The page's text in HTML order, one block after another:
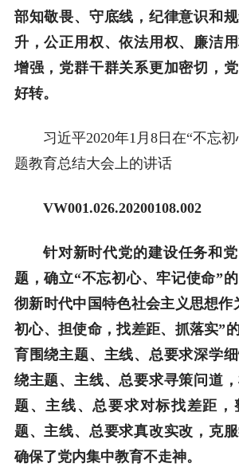
部知敬畏、守底线，纪律意识和
升，公正用权、依法用权、廉洁
增强，党群干群关系更加密切，
好转。
习近平2020年1月8日在“不忘
题教育总结大会上的讲话
VW001.026.20200108.002
针对新时代党的建设任务和
题，确立“不忘初心、牢记使命”
彻新时代中国特色社会主义思想作
初心、担使命，找差距、抓落实”
育围绕主题、主线、总要求深学
绕主题、主线、总要求寻策问道
题、主线、总要求对标找差距，
题、主线、总要求真改实改，克
确保了党内集中教育不走神。